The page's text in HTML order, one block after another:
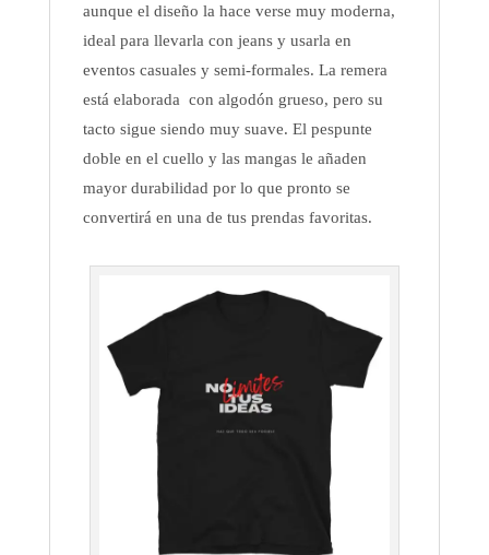
aunque el diseño la hace verse muy moderna,
ideal para llevarla con jeans y usarla en
eventos casuales y semi-formales. La remera
está elaborada con algodón grueso, pero su
tacto sigue siendo muy suave. El pespunte
doble en el cuello y las mangas le añaden
mayor durabilidad por lo que pronto se
convertirá en una de tus prendas favoritas.